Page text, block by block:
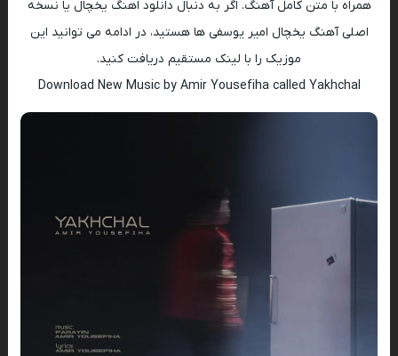
همراه با متن کامل آهنگ. اگر به دنبال دانلود اهنگ یخچال یا نسخه
اصلی آهنگ یخچال امیر یوسفی ها هستید، در ادامه می توانید این
موزیک را با لینک مستقیم دریافت کنید.
Download New Music by Amir Yousefiha called Yakhchal